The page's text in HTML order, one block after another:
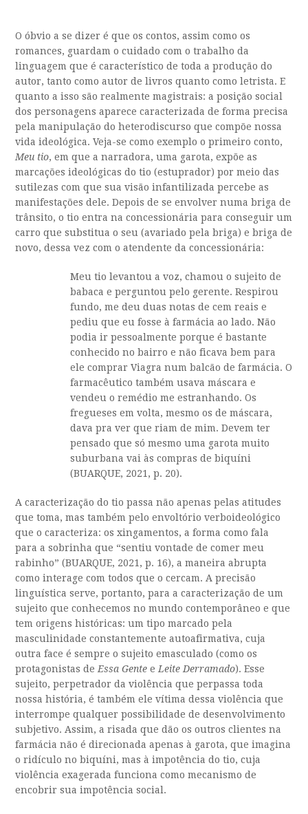
O óbvio a se dizer é que os contos, assim como os
romances, guardam o cuidado com o trabalho da
linguagem que é característico de toda a produção do
autor, tanto como autor de livros quanto como letrista. E
quanto a isso são realmente magistrais: a posição social
dos personagens aparece caracterizada de forma precisa
pela manipulação do heterodiscurso que compõe nossa
vida ideológica. Veja-se como exemplo o primeiro conto,
Meu tio, em que a narradora, uma garota, expõe as
marcações ideológicas do tio (estuprador) por meio das
sutilezas com que sua visão infantilizada percebe as
manifestações dele. Depois de se envolver numa briga de
trânsito, o tio entra na concessionária para conseguir um
carro que substitua o seu (avariado pela briga) e briga de
novo, dessa vez com o atendente da concessionária:
Meu tio levantou a voz, chamou o sujeito de
babaca e perguntou pelo gerente. Respirou
fundo, me deu duas notas de cem reais e
pediu que eu fosse à farmácia ao lado. Não
podia ir pessoalmente porque é bastante
conhecido no bairro e não ficava bem para
ele comprar Viagra num balcão de farmácia. O
farmacêutico também usava máscara e
vendeu o remédio me estranhando. Os
fregueses em volta, mesmo os de máscara,
dava pra ver que riam de mim. Devem ter
pensado que só mesmo uma garota muito
suburbana vai às compras de biquíni
(BUARQUE, 2021, p. 20).
A caracterização do tio passa não apenas pelas atitudes
que toma, mas também pelo envoltório verboideológico
que o caracteriza: os xingamentos, a forma como fala
para a sobrinha que “sentiu vontade de comer meu
rabinho” (BUARQUE, 2021, p. 16), a maneira abrupta
como interage com todos que o cercam. A precisão
linguística serve, portanto, para a caracterização de um
sujeito que conhecemos no mundo contemporâneo e que
tem origens históricas: um tipo marcado pela
masculinidade constantemente autoafirmativa, cuja
outra face é sempre o sujeito emasculado (como os
protagonistas deEssa Gente eLeite Derramado). Esse
sujeito, perpetrador da violência que perpassa toda
nossa história, é também ele vítima dessa violência que
interrompe qualquer possibilidade de desenvolvimento
subjetivo. Assim, a risada que dão os outros clientes na
farmácia não é direcionada apenas à garota, que imagina
o ridículo no biquíni, mas à impotência do tio, cuja
violência exagerada funciona como mecanismo de
encobrir sua impotência social.